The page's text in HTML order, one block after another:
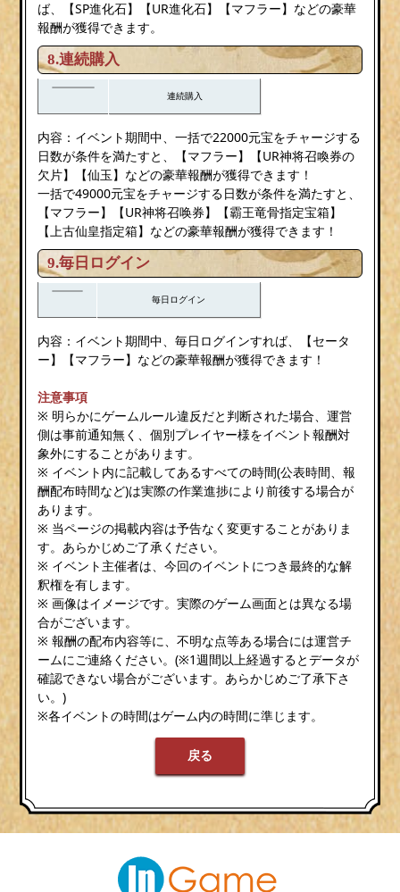
ば、【SP進化石】【UR進化石】【マフラー】などの豪華
報酬が獲得できます。
8.連続購入
連続購入
内容：イベント期間中、一括で22000元宝をチャージする
日数が条件を満たすと、【マフラー】【UR神将召喚券の
欠片】【仙玉】などの豪華報酬が獲得できます！
一括で49000元宝をチャージする日数が条件を満たすと、
【マフラー】【UR神将召唤券】【霸王竜骨指定宝箱】
【上古仙皇指定箱】などの豪華報酬が獲得できます！
9.毎日ログイン
毎日ログイン
内容：イベント期間中、毎日ログインすれば、【セータ
ー】【マフラー】などの豪華報酬が獲得できます！
注意事項
※ 明らかにゲームルール違反だと判断された場合、運営
側は事前通知無く、個別プレイヤー様をイベント報酬対
象外にすることがあります。
※ イベント内に記載してあるすべての時間(公表時間、報
酬配布時間など)は実際の作業進捗により前後する場合が
あります。
※ 当ページの掲載内容は予告なく変更することがありま
す。あらかじめご了承ください。
※ イベント主催者は、今回のイベントにつき最終的な解
釈権を有します。
※ 画像はイメージです。実際のゲーム画面とは異なる場
合がございます。
※ 報酬の配布内容等に、不明な点等ある場合には運営チ
ームにご連絡ください。(※1週間以上経過するとデータが
確認できない場合がございます。あらかじめご了承下さ
い。)
※各イベントの時間はゲーム内の時間に準じます。
戻る